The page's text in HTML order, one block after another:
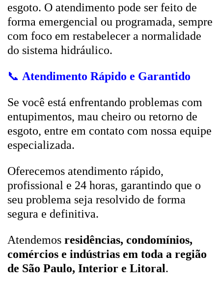
esgoto. O atendimento pode ser feito de
forma emergencial ou programada, sempre
com foco em restabelecer a normalidade
do sistema hidráulico.
📞 Atendimento Rápido e Garantido
Se você está enfrentando problemas com
entupimentos, mau cheiro ou retorno de
esgoto, entre em contato com nossa equipe
especializada.
Oferecemos atendimento rápido,
profissional e 24 horas, garantindo que o
seu problema seja resolvido de forma
segura e definitiva.
Atendemos residências, condomínios,
comércios e indústrias em toda a região
de São Paulo, Interior e Litoral.